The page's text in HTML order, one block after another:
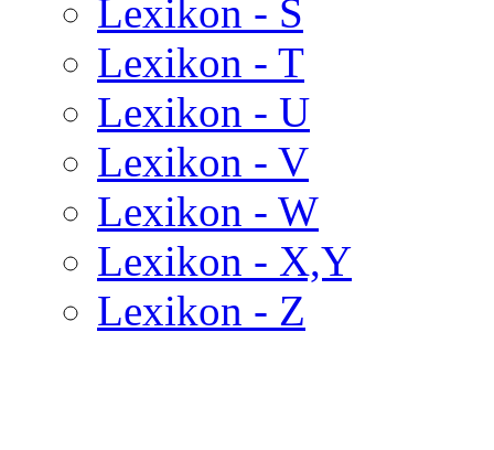
Lexikon - S
Lexikon - T
Lexikon - U
Lexikon - V
Lexikon - W
Lexikon - X,Y
Lexikon - Z